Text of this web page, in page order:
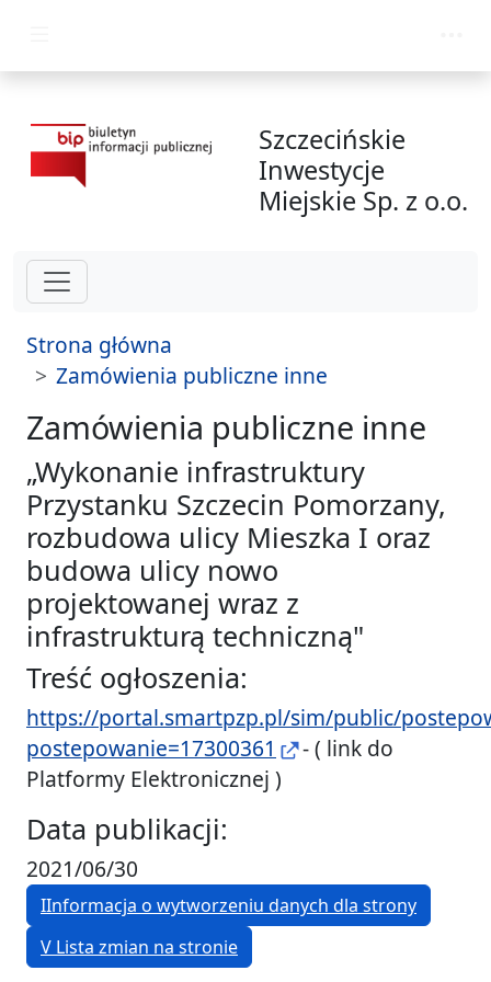
Szczecińskie
Inwestycje
Miejskie Sp. z o.o.
Strona główna
Zamówienia publiczne inne
Zamówienia publiczne inne
„Wykonanie infrastruktury
Przystanku Szczecin Pomorzany,
rozbudowa ulicy Mieszka I oraz
budowa ulicy nowo
projektowanej wraz z
infrastrukturą techniczną"
Treść ogłoszenia:
https://portal.smartpzp.pl/sim/public/
postepowanie=17300361
- ( link do
Platformy Elektronicznej )
Data publikacji:
2021/06/30
IInformacja o wytworzeniu danych dla strony
V Lista zmian na stronie